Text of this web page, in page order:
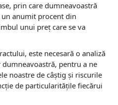
prin care dumneavoastră
anumit procent din
unui preț care se va
este necesară o analiză
pentru a ne
noastre de câștig și riscurile
de particularitățile fiecărui